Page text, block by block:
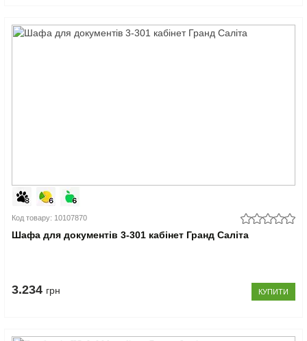
Код товару: 10107870
Шафа для документів 3-301 кабінет Гранд Саліта
3.234 грн КУПИТИ